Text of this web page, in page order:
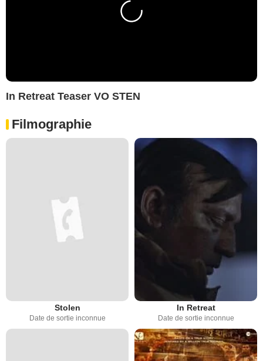
In Retreat Teaser VO STEN
Filmographie
Stolen
Date de sortie inconnue
In Retreat
Date de sortie inconnue